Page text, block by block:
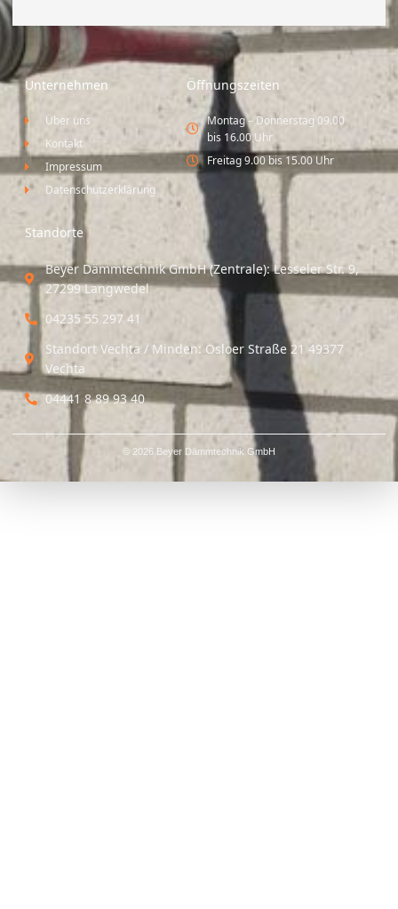
Unternehmen
Über uns
Kontakt
Impressum
Datenschutzerklärung
Öffnungszeiten
Montag – Donnerstag 09.00
bis 16.00 Uhr
Freitag 9.00 bis 15.00 Uhr
Standorte
Beyer Dämmtechnik GmbH (Zentrale): Lesseler Str. 9,
27299 Langwedel
04235 55 297 41
Standort Vechta / Minden: Osloer Straße 21 49377
Vechta
04441 8 89 93 40
© 2026 Beyer Dämmtechnik GmbH